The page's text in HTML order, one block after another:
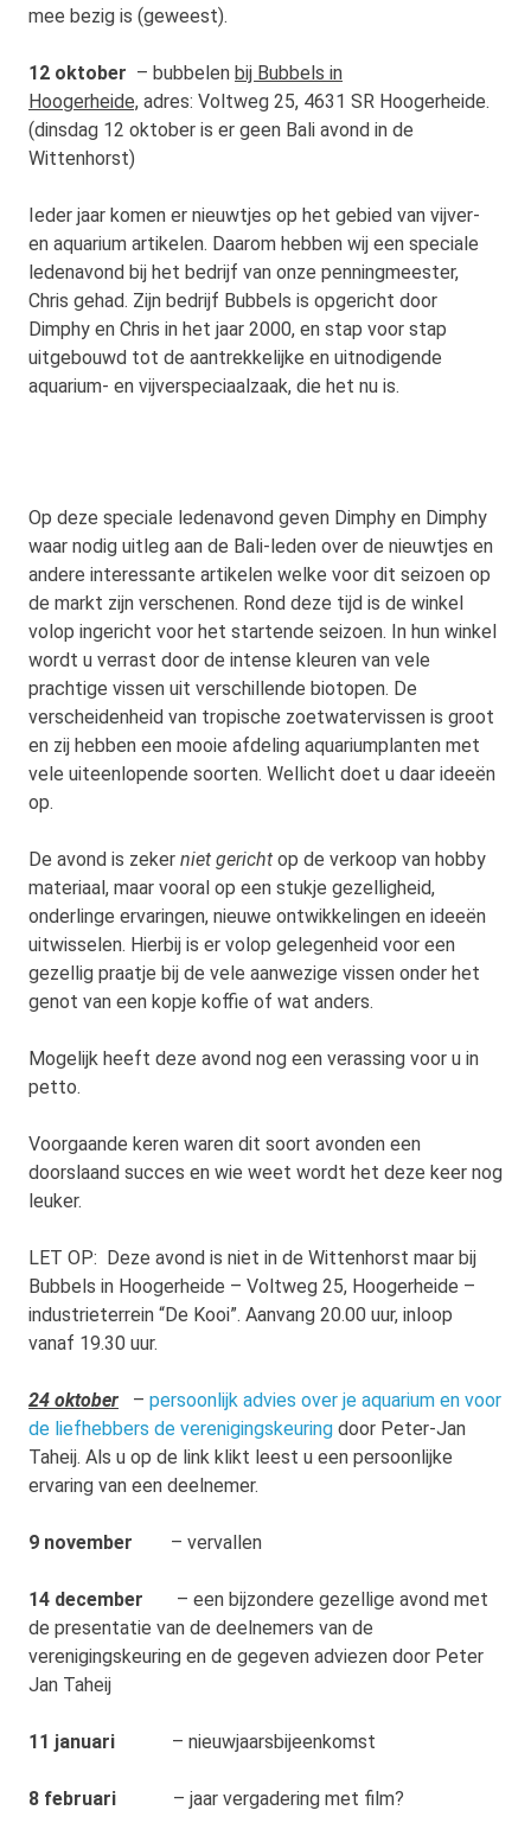
mee bezig is (geweest).
12 oktober – bubbelen bij Bubbels in
Hoogerheide, adres: Voltweg 25, 4631 SR Hoogerheide.
(dinsdag 12 oktober is er geen Bali avond in de
Wittenhorst)
Ieder jaar komen er nieuwtjes op het gebied van vijver-
en aquarium artikelen. Daarom hebben wij een speciale
ledenavond bij het bedrijf van onze penningmeester,
Chris gehad. Zijn bedrijf Bubbels is opgericht door
Dimphy en Chris in het jaar 2000, en stap voor stap
uitgebouwd tot de aantrekkelijke en uitnodigende
aquarium- en vijverspeciaalzaak, die het nu is.
Op deze speciale ledenavond geven Dimphy en Dimphy
waar nodig uitleg aan de Bali-leden over de nieuwtjes en
andere interessante artikelen welke voor dit seizoen op
de markt zijn verschenen. Rond deze tijd is de winkel
volop ingericht voor het startende seizoen. In hun winkel
wordt u verrast door de intense kleuren van vele
prachtige vissen uit verschillende biotopen. De
verscheidenheid van tropische zoetwatervissen is groot
en zij hebben een mooie afdeling aquariumplanten met
vele uiteenlopende soorten. Wellicht doet u daar ideeën
op.
De avond is zeker niet gericht op de verkoop van hobby
materiaal, maar vooral op een stukje gezelligheid,
onderlinge ervaringen, nieuwe ontwikkelingen en ideeën
uitwisselen. Hierbij is er volop gelegenheid voor een
gezellig praatje bij de vele aanwezige vissen onder het
genot van een kopje koffie of wat anders.
Mogelijk heeft deze avond nog een verassing voor u in
petto.
Voorgaande keren waren dit soort avonden een
doorslaand succes en wie weet wordt het deze keer nog
leuker.
LET OP: Deze avond is niet in de Wittenhorst maar bij
Bubbels in Hoogerheide – Voltweg 25, Hoogerheide –
industrieterrein “De Kooi”. Aanvang 20.00 uur, inloop
vanaf 19.30 uur.
24 oktober – persoonlijk advies over je aquarium en voor
de liefhebbers de verenigingskeuring door Peter-Jan
Taheij. Als u op de link klikt leest u een persoonlijke
ervaring van een deelnemer.
9 november – vervallen
14 december – een bijzondere gezellige avond met
de presentatie van de deelnemers van de
verenigingskeuring en de gegeven adviezen door Peter
Jan Taheij
11 januari – nieuwjaarsbijeenkomst
8 februari – jaar vergadering met film?